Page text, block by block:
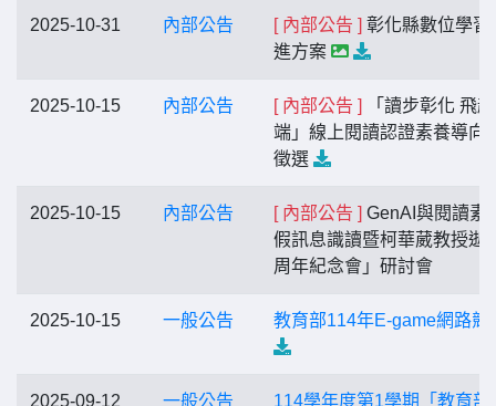
2025-10-31 內部公告 [ 內部公告 ] 彰化縣數位學習
進方案
2025-10-15 內部公告 [ 內部公告 ]
「讀步彰化 飛
端」線上閱讀認證素養導向
徵選
2025-10-15 內部公告 [ 內部公告 ] GenAI與閱讀素
假訊息識讀暨柯華葳教授逝
周年紀念會」研討會
2025-10-15 一般公告 教育部114年E-game網路競
2025-09-12 一般公告
114學年度第1學期「教育部